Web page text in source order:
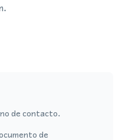
de contacto.
de